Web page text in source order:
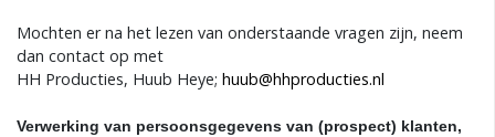
Mochten er na het lezen van onderstaande vragen zijn, neem
dan contact op met
HH Producties, Huub Heye; huub@hhproducties.nl
Verwerking van persoonsgegevens van (prospect) klanten,